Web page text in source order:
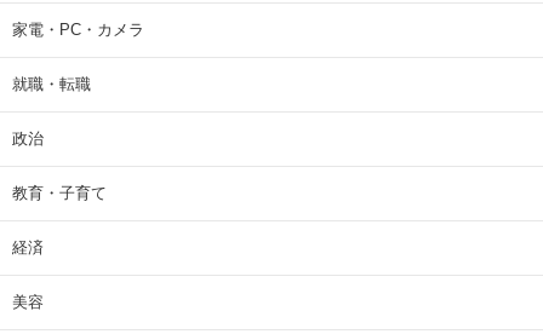
家電・PC・カメラ
就職・転職
政治
教育・子育て
経済
美容